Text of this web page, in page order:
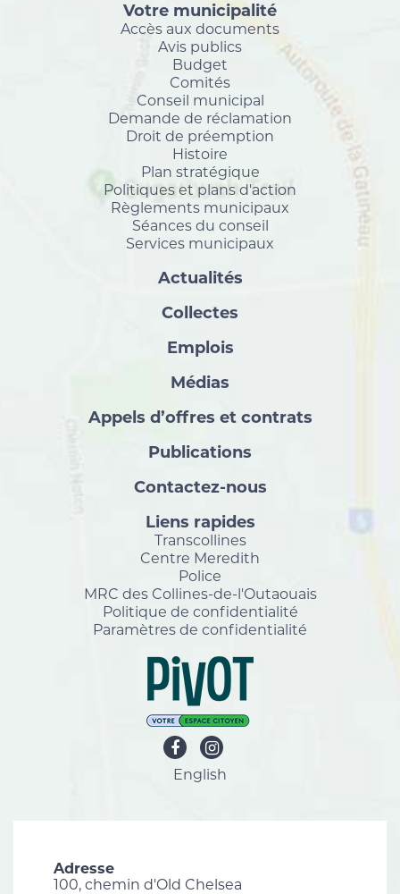
Votre municipalité
Accès aux documents
Avis publics
Budget
Comités
Conseil municipal
Demande de réclamation
Droit de préemption
Histoire
Plan stratégique
Politiques et plans d'action
Règlements municipaux
Séances du conseil
Services municipaux
Actualités
Collectes
Emplois
Médias
Appels d’offres et contrats
Publications
Contactez-nous
Liens rapides
Transcollines
Centre Meredith
Police
MRC des Collines-de-l'Outaouais
Politique de confidentialité
Paramètres de confidentialité
English
Adresse
100, chemin d'Old Chelsea